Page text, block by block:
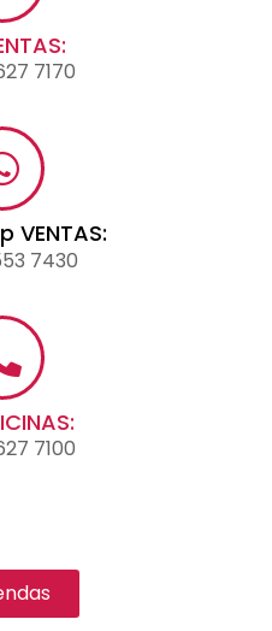
7170
VENTAS:
7430
7100